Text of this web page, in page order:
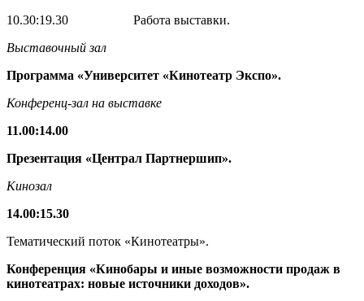
10.30:19.30 Работа выставки.
Выставочный зал
Программа «Университет «Кинотеатр Экспо».
Конференц-зал на выставке
11.00:14.00
Презентация «Централ Партнершип».
Кинозал
14.00:15.30
Тематический поток «Кинотеатры».
Конференция «Кинобары и иные возможности продаж в
кинотеатрах: новые источники доходов».